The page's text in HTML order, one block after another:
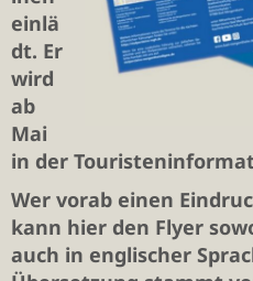
einlä
dt. Er
wird
ab
Mai
in der
Wer vorab einen
kann hier den Flyer
auch in englischer